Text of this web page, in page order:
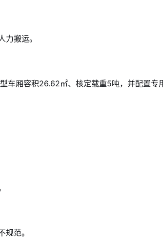
搬运。
车厢容积26.62㎡、核定载重5吨，并配置专
范。